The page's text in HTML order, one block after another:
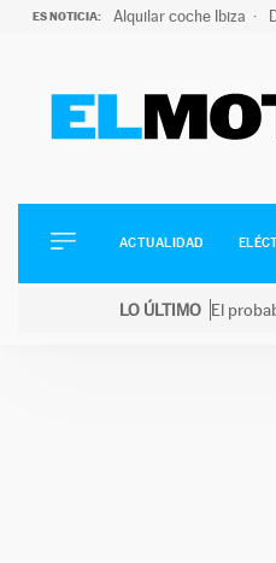
ES NOTICIA: Alquilar coche Ibiza
ELÉCTRICOS
CONDUCIR
ACTUALIDAD
LO ÚLTIMO El